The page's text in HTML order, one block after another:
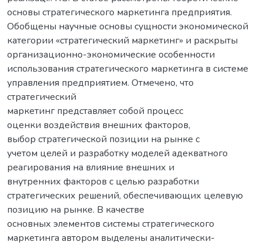
основы стратегического маркетинга предприятия.
Обобщены научные основы сущности экономической
категории «стратегический маркетинг» и раскрыты
организационно-экономические особенности
использования стратегического маркетинга в системе
управления предприятием. Отмечено, что
стратегический
маркетинг представляет собой процесс
оценки воздействия внешних факторов,
выбор стратегической позиции на рынке с
учетом целей и разработку моделей адекватного
реагирования на влияние внешних и
внутренних факторов с целью разработки
стратегических решений, обеспечивающих целевую
позицию на рынке. В качестве
основных элементов системы стратегического
маркетинга автором выделены аналитически-